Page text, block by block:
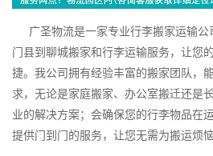
广圣物流是一家专业行李搬家运输公
门县到聊城搬家和行李运输服务，让您
捷。我公司拥有经验丰富的搬家团队，
求，无论是家庭搬家、办公室搬迁还是
业的解决方案；会确保您的行李物品在
提供门到门的服务，让您无需为搬运烦恼